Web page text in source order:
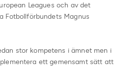
Leagues och av det
Fotbollförbundets Magnus
stor kompetens i ämnet men i
ett gemensamt sätt att